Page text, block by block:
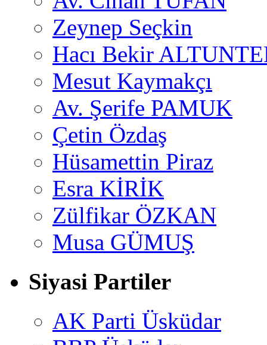
Zeynep Seçkin
Hacı Bekir
Mesut Kaymakçı
Av. Şerife PAMUK
Çetin Özdaş
Hüsamettin Piraz
Esra KİRİK
Zülfikar ÖZKAN
Musa GÜMUŞ
Siyasi Partiler
AK Parti Üsküdar